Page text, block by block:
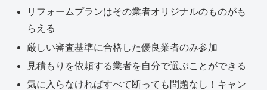
リフォームプランはその業者オリジナルのものがも
らえる
厳しい審査基準に合格した優良業者のみ参加
見積もりを依頼する業者を自分で選ぶことができる
気に入らなければすべて断っても問題なし！キャン